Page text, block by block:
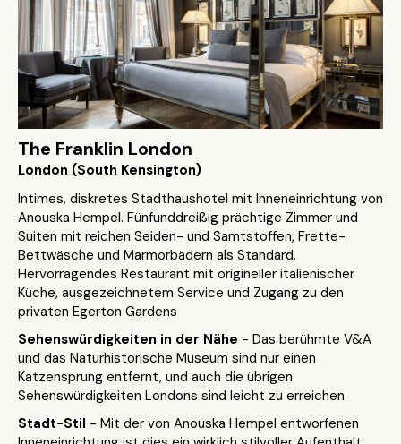
The Franklin London
London (South Kensington)
Intimes, diskretes Stadthaushotel mit Inneneinrichtung von
Anouska Hempel. Fünfunddreißig prächtige Zimmer und
Suiten mit reichen Seiden- und Samtstoffen, Frette-
Bettwäsche und Marmorbädern als Standard.
Hervorragendes Restaurant mit origineller italienischer
Küche, ausgezeichnetem Service und Zugang zu den
privaten Egerton Gardens
Sehenswürdigkeiten in der Nähe - Das berühmte V&A
und das Naturhistorische Museum sind nur einen
Katzensprung entfernt, und auch die übrigen
Sehenswürdigkeiten Londons sind leicht zu erreichen.
Stadt-Stil - Mit der von Anouska Hempel entworfenen